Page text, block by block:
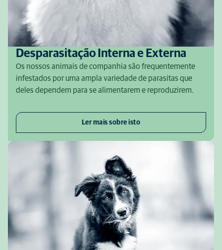
Desparasitação Interna e Externa
Os nossos animais de companhia são frequentemente
infestados por uma ampla variedade de parasitas que
deles dependem para se alimentarem e reproduzirem.
Ler mais sobre isto